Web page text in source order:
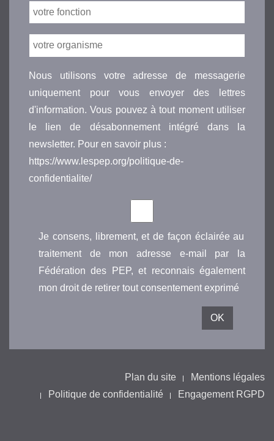
Nous utilisons votre adresse de messagerie
uniquement pour vous envoyer des lettres
d'information. Vous pouvez à tout moment utiliser
le lien de désabonnement intégré dans la
newsletter. Pour en savoir plus :
https://www.lespep.org/politique-de-
confidentialite/
Je consens, librement, et de façon éclairée au
traitement de mon adresse e-mail par la
Fédération des PEP, et reconnais également
mon droit de retirer tout consentement exprimé
Plan du site
Mentions légales
Politique de confidentialité
Engagement RGPD